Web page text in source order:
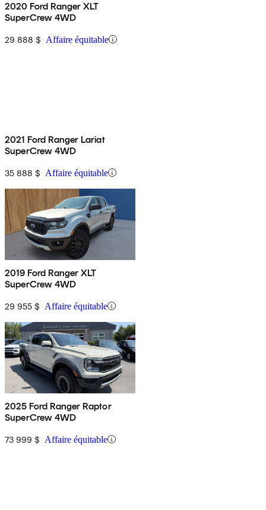
2020 Ford Ranger XLT
SuperCrew 4WD
29 888 $ Affaire équitable
2021 Ford Ranger Lariat
SuperCrew 4WD
35 888 $ Affaire équitable
2019 Ford Ranger XLT
SuperCrew 4WD
29 955 $ Affaire équitable
2025 Ford Ranger Raptor
SuperCrew 4WD
73 999 $ Affaire équitable